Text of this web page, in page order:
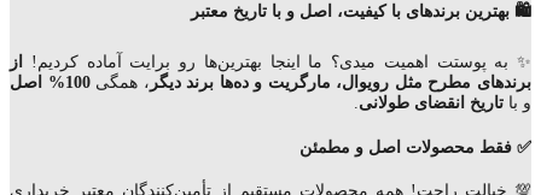
🛍️ بهترین برندهای با کیفیت، اصل و با تاریخ معتبر
✨ به پوستت اهمیت میدی؟ ما اینجا بهترین‌ها رو برایت آماده کردیم!
از
برندهای مطرح مثل رویوال، مارگریت و ده‌ها برند دیگر ، همگی100% اصل
و با تاریخ انقضای طولانی
✅ فقط محصولات اصل و مطمئن
💯 خیالت راحت! همه محصولات مستقیم از تأمین‌کنندگان معتبر خریداری